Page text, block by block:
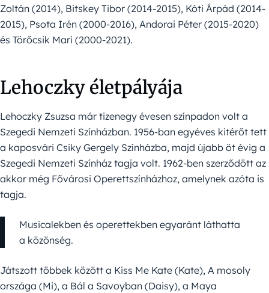
Zoltán (2014), Bitskey Tibor (2014-2015), Kóti Árpád (2014-
2015), Psota Irén (2000-2016), Andorai Péter (2015-2020)
és Törőcsik Mari (2000-2021).
Lehoczky életpályája
Lehoczky Zsuzsa már tizenegy évesen színpadon volt a
Szegedi Nemzeti Színházban. 1956-ban egyéves kitérőt tett
a kaposvári Csiky Gergely Színházba, majd újabb öt évig a
Szegedi Nemzeti Színház tagja volt. 1962-ben szerződött az
akkor még Fővárosi Operettszínházhoz, amelynek azóta is
tagja.
Musicalekben és operettekben egyaránt láthatta
a közönség.
Játszott többek között a Kiss Me Kate (Kate), A mosoly
országa (Mi), a Bál a Savoyban (Daisy), a Maya